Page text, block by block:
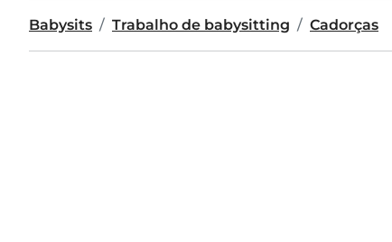
Babysits Trabalho de babysitting Cadorças